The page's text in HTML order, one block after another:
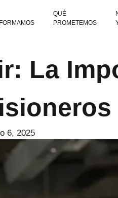
QUÉ
PROMETEMOS
La
6, 2025